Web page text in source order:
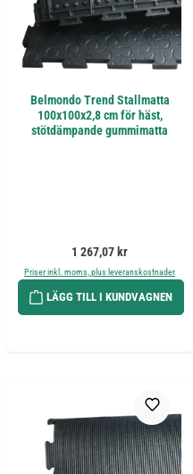
Belmondo Trend Stallmatta
100x100x2,8 cm för häst,
stötdämpande gummimatta
Ordinarie pris:
1 267,07 kr
Priser inkl. moms, plus leveranskostnader
LÄGG TILL I KUNDVAGNEN